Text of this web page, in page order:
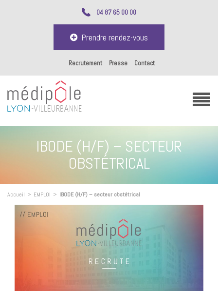
04 87 65 00 00
Prendre rendez-vous
Recrutement Presse Contact
IBODE (H/F) – SECTEUR
OBSTÉTRICAL
Accueil > EMPLOI > IBODE (H/F) – secteur obstétrical